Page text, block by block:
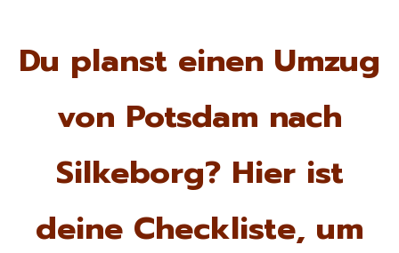
Du planst einen Umzug
von Potsdam nach
Silkeborg? Hier ist
deine Checkliste, um